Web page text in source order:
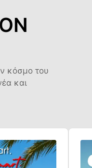
κόσμο του
και